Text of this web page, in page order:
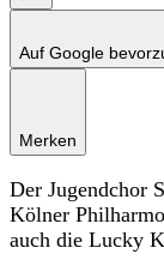
Auf Google
Merken
Der Jugendchor
Kölner
auch die Lucky